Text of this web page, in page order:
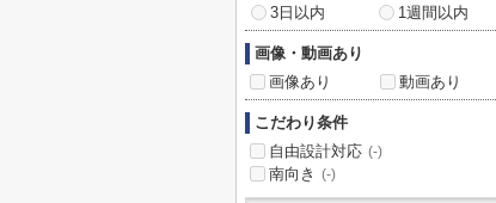
3日以内
1週間以内
画像・動画あり
画像あり
動画あり
こだわり条件
自由設計対応 (-)
南向き (-)